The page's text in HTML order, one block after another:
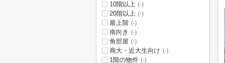
10階以上 (-)
20階以上 (-)
最上階 (-)
南向き (-)
角部屋 (-)
商大・近大生向け (-)
1階の物件 (-)